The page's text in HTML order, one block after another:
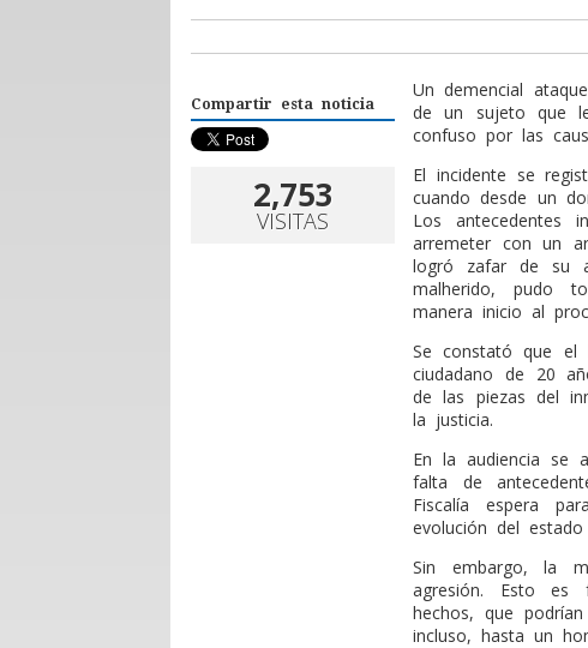
Compartir esta noticia
2,753
VISITAS
Un demencial
de un sujeto que
confuso por las
El incidente se
cuando desde un
Los antecedentes
arremeter con un
logró zafar de su
malherido, pudo
manera inicio al
Se constató que el
ciudadano de 20
de las piezas del
la justicia.
En la audiencia se
falta de
Fiscalía espera
evolución del
Sin embargo, la
agresión. Esto es
hechos, que
incluso, hasta un